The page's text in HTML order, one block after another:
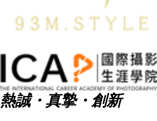
熱誠・真摯・創新